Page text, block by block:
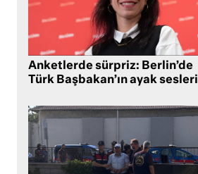
Anketlerde sürpriz: Berlin’de
Türk Başbakan’ın ayak sesleri